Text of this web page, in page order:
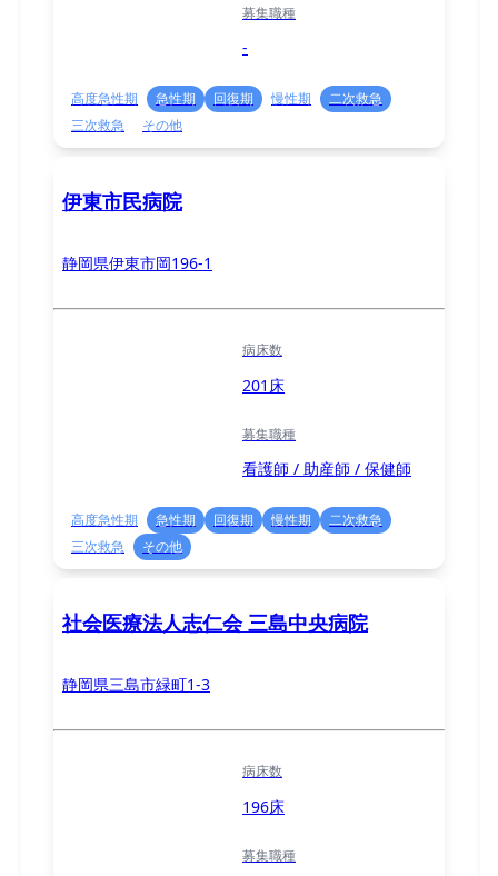
募集職種
-
高度急性期 急性期 回復期 慢性期
二次救急
三次救急
その他
伊東市民病院
静岡県伊東市岡196-1
病床数
201床
募集職種
看護師 / 助産師 / 保健師
高度急性期 急性期 回復期 慢性期
二次救急
三次救急
その他
社会医療法人志仁会 三島中央病院
静岡県三島市緑町1-3
病床数
196床
募集職種